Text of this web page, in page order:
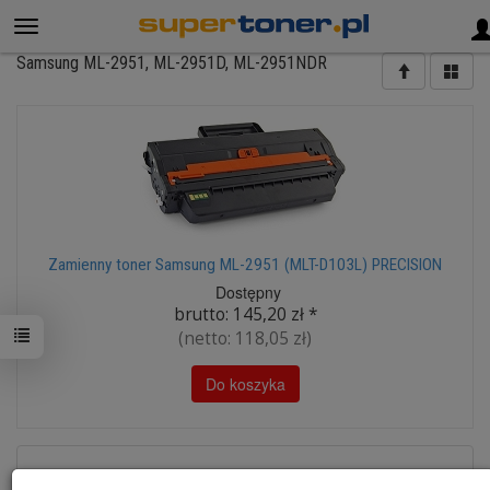
Samsung ML-2951, ML-2951D, ML-2951NDR
Zamienny toner Samsung ML-2951 (MLT-D103L) PRECISION
Dostępny
brutto: 145,20 zł*
(netto: 118,05 zł)
Do koszyka